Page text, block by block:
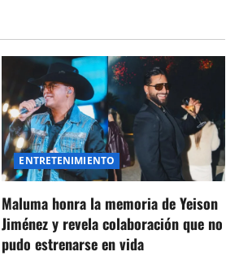
ENTRETENIMIENTO
Maluma honra la memoria de Yeison
Jiménez y revela colaboración que no
pudo estrenarse en vida